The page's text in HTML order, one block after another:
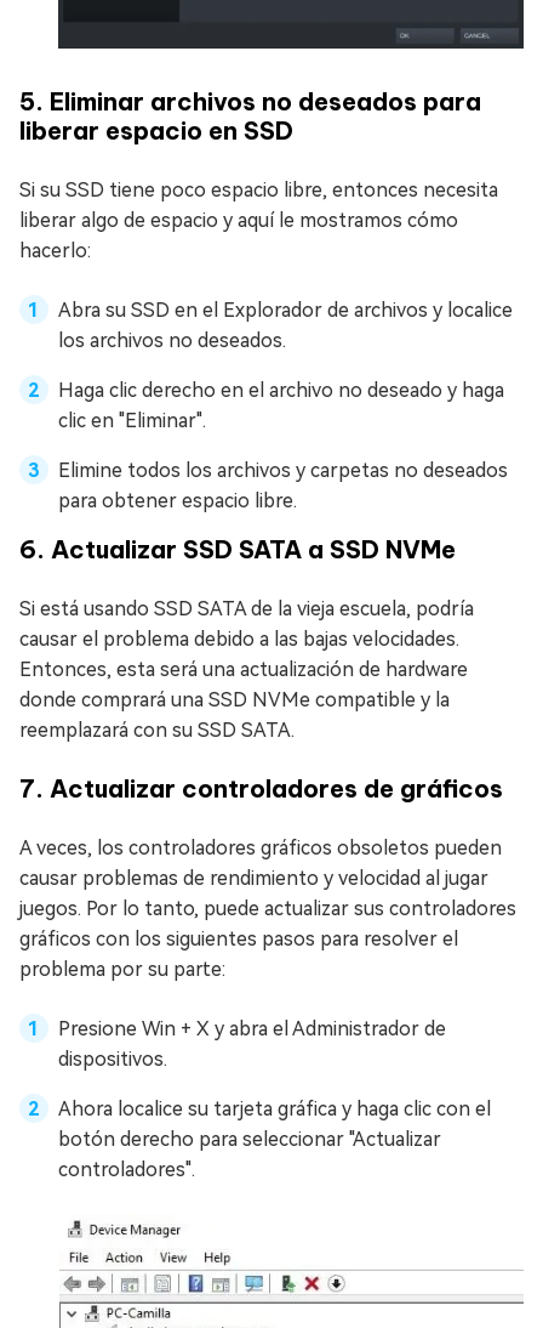
5. Eliminar archivos no deseados para
liberar espacio en SSD
Si su SSD tiene poco espacio libre, entonces necesita
liberar algo de espacio y aquí le mostramos cómo
hacerlo:
Abra su SSD en el Explorador de archivos y localice
los archivos no deseados.
Haga clic derecho en el archivo no deseado y haga
clic en "Eliminar".
Elimine todos los archivos y carpetas no deseados
para obtener espacio libre.
6. Actualizar SSD SATA a SSD NVMe
Si está usando SSD SATA de la vieja escuela, podría
causar el problema debido a las bajas velocidades.
Entonces, esta será una actualización de hardware
donde comprará una SSD NVMe compatible y la
reemplazará con su SSD SATA.
7. Actualizar controladores de gráficos
A veces, los controladores gráficos obsoletos pueden
causar problemas de rendimiento y velocidad al jugar
juegos. Por lo tanto, puede actualizar sus controladores
gráficos con los siguientes pasos para resolver el
problema por su parte:
Presione Win + X y abra el Administrador de
dispositivos.
Ahora localice su tarjeta gráfica y haga clic con el
botón derecho para seleccionar "Actualizar
controladores".